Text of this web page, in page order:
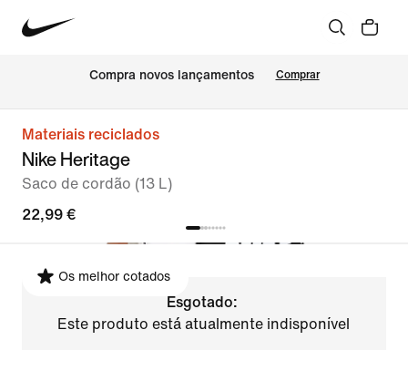
Compra novos lançamentos Comprar
Materiais reciclados
Nike Heritage
Saco de cordão (13 L)
22,99 €
Os melhor cotados
Esgotado:
Este produto está atualmente indisponível